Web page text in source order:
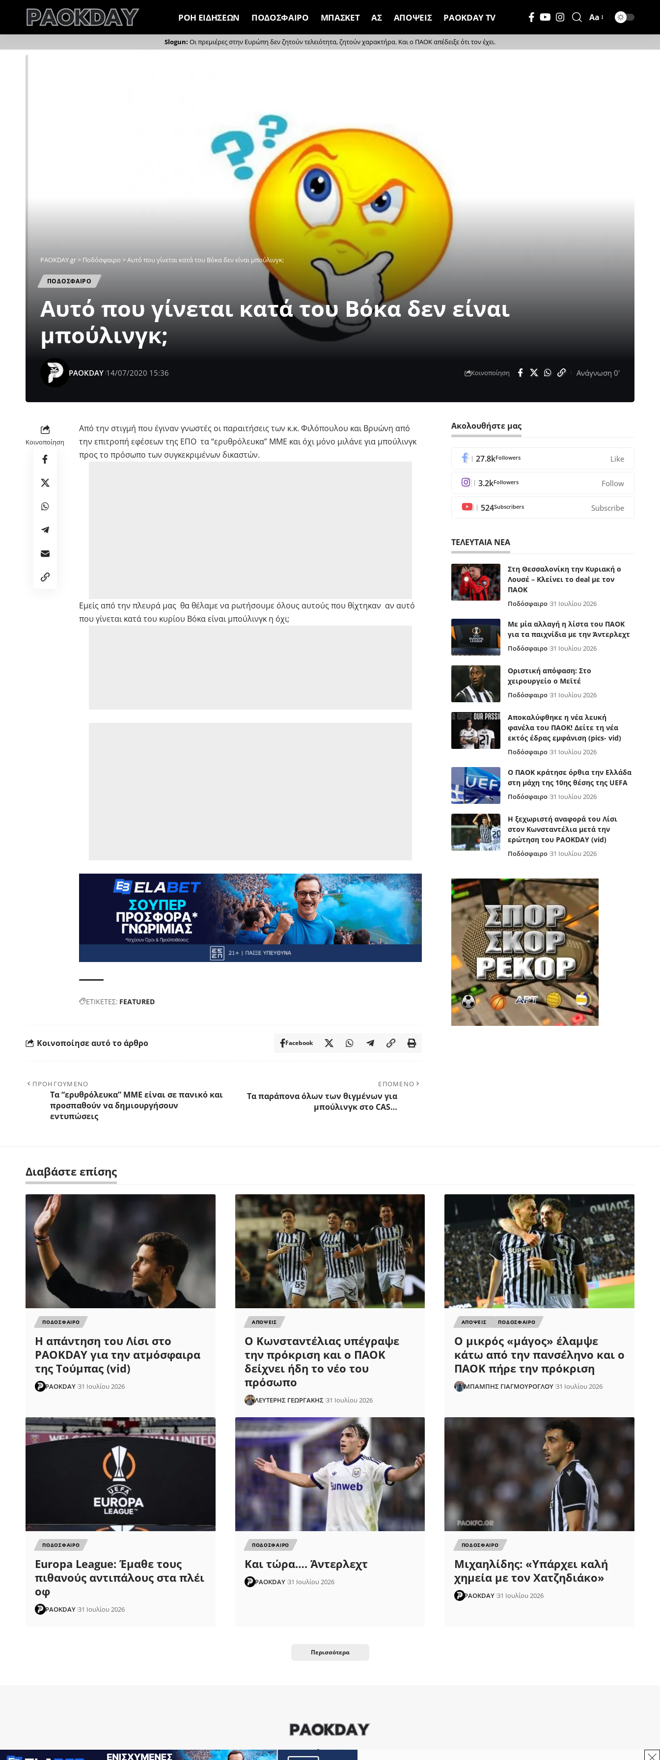
ΡΟΗ ΕΙΔΗΣΕΩΝ ΠΟΔΟΣΦΑΙΡΟ ΜΠΑΣΚΕΤ ΑΣ ΑΠΟΨΕΙΣ PAOKDAY TV
Μέγεθος
Γραμματοσειράς
Aa
Οι πρεμιέρες στην Ευρώπη δεν ζητούν τελειότητα, ζητούν χαρακτήρα. Και ο ΠΑΟΚ απέδειξε ότι τον έχει.
PAOKDAY.gr> Ποδόσφαιρο >Αυτό που γίνεται κατά του Βόκα δεν είναι μπούλινγκ;
ΠΟΔΟΣΦΑΙΡΟ
Αυτό που γίνεται κατά του Βόκα δεν είναι
μπούλινγκ;
PAOKDAY 14/07/2020 15:36 Κοινοποίηση Ανάγνωση 0'
Κοινοποίηση
Από την στιγμή που έγιναν γνωστές οι παραιτήσεις των κ.κ. Φιλόπουλου και Βρυώνη από
την επιτροπή εφέσεων της ΕΠΟ τα “ερυθρόλευκα” ΜΜΕ και όχι μόνο μιλάνε για μπούλινγκ
προς το πρόσωπο των συγκεκριμένων δικαστών.
Εμείς από την πλευρά μας θα θέλαμε να ρωτήσουμε όλους αυτούς που θίχτηκαν αν αυτό
που γίνεται κατά του κυρίου Βόκα είναι μπούλινγκ η όχι;
ΕΤΙΚΕΤΕΣ: FEATURED
Κοινοποίησε αυτό το άρθρο Facebook
ΠΡΟΗΓΟΥΜΕΝΟ
Τα “ερυθρόλευκα” ΜΜΕ είναι σε πανικό και
προσπαθούν να δημιουργήσουν
εντυπώσεις
ΕΠΟΜΕΝΟ
Τα παράπονα όλων των θιγμένων για
μπούλινγκ στο CAS…
Ακολουθήστε μας
27.8kFollowers Like
3.2kFollowers Follow
524Subscribers Subscribe
ΤΕΛΕΥΤΑΙΑ ΝΕΑ
Στη Θεσσαλονίκη την Κυριακή ο
Λουσέ – Κλείνει το deal με τον
ΠΑΟΚ
Ποδόσφαιρο 31 Ιουλίου 2026
Με μία αλλαγή η λίστα του ΠΑΟΚ
για τα παιχνίδια με την Άντερλεχτ
Ποδόσφαιρο 31 Ιουλίου 2026
Οριστική απόφαση: Στο
χειρουργείο ο Μεϊτέ
Ποδόσφαιρο 31 Ιουλίου 2026
Αποκαλύφθηκε η νέα λευκή
φανέλα του ΠΑΟΚ! Δείτε τη νέα
εκτός έδρας εμφάνιση (pics- vid)
Ποδόσφαιρο 31 Ιουλίου 2026
Ο ΠΑΟΚ κράτησε όρθια την Ελλάδα
στη μάχη της 10ης θέσης της UEFA
Ποδόσφαιρο 31 Ιουλίου 2026
Η ξεχωριστή αναφορά του Λίσι
στον Κωνσταντέλια μετά την
ερώτηση του PAOKDAY (vid)
Ποδόσφαιρο 31 Ιουλίου 2026
Διαβάστε επίσης
ΠΟΔΟΣΦΑΙΡΟ
Η απάντηση του Λίσι στο
PAOKDAY για την ατμόσφαιρα
της Τούμπας (vid)
PAOKDAY 31 Ιουλίου 2026
ΑΠΟΨΕΙΣ
Ο Κωνσταντέλιας υπέγραψε
την πρόκριση και ο ΠΑΟΚ
δείχνει ήδη το νέο του
πρόσωπο
ΛΕΥΤΕΡΗΣ ΓΕΩΡΓΑΚΗΣ 31 Ιουλίου 2026
ΑΠΟΨΕΙΣ ΠΟΔΟΣΦΑΙΡΟ
Ο μικρός «μάγος» έλαμψε
κάτω από την πανσέληνο και ο
ΠΑΟΚ πήρε την πρόκριση
ΜΠΑΜΠΗΣ ΓΙΑΓΜΟΥΡΟΓΛΟΥ 31 Ιουλίου 2026
ΠΟΔΟΣΦΑΙΡΟ
Europa League: Έμαθε τους
πιθανούς αντιπάλους στα πλέι
οφ
PAOKDAY 31 Ιουλίου 2026
ΠΟΔΟΣΦΑΙΡΟ
Και τώρα…. Άντερλεχτ
PAOKDAY 31 Ιουλίου 2026
ΠΟΔΟΣΦΑΙΡΟ
Μιχαηλίδης: «Υπάρχει καλή
χημεία με τον Χατζηδιάκο»
PAOKDAY 31 Ιουλίου 2026
Περισσότερα